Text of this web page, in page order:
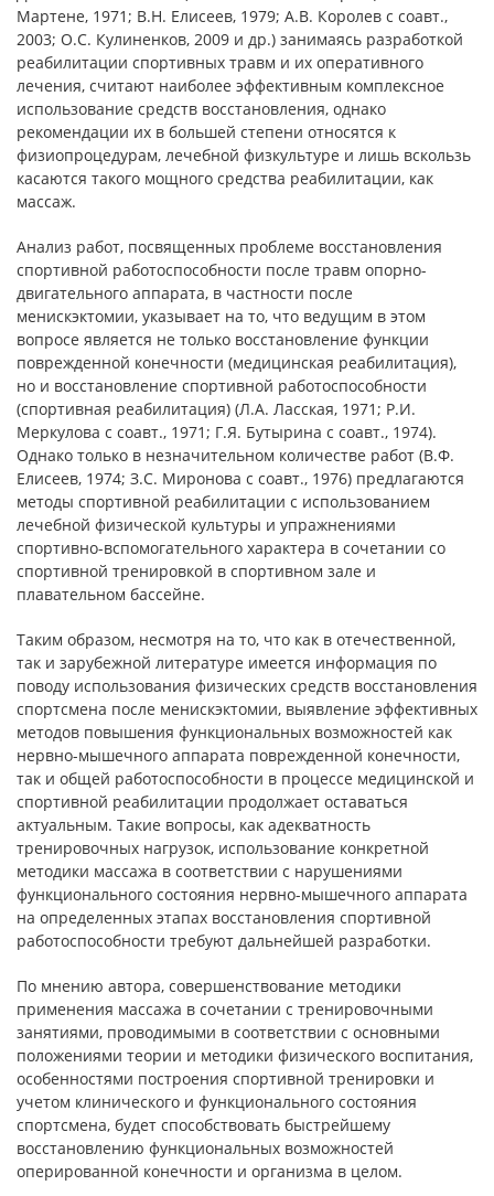
Мартене, 1971; В.Н. Елисеев, 1979; А.В. Королев с соавт.,
2003; О.С. Кулиненков, 2009 и др.) занимаясь разработкой
реабилитации спортивных травм и их оперативного
лечения, считают наиболее эффективным комплексное
использование средств восстановления, однако
рекомендации их в большей степени относятся к
физиопроцедурам, лечебной физкультуре и лишь вскользь
касаются такого мощного средства реабилитации, как
массаж.
Анализ работ, посвященных проблеме восстановления
спортивной работоспособности после травм опорно-
двигательного аппарата, в частности после
менискэктомии, указывает на то, что ведущим в этом
вопросе является не только восстановление функции
поврежденной конечности (медицинская реабилитация),
но и восстановление спортивной работоспособности
(спортивная реабилитация) (Л.А. Ласская, 1971; Р.И.
Меркулова с соавт., 1971; Г.Я. Бутырина с соавт., 1974).
Однако только в незначительном количестве работ (В.Ф.
Елисеев, 1974; З.С. Миронова с соавт., 1976) предлагаются
методы спортивной реабилитации с использованием
лечебной физической культуры и упражнениями
спортивно-вспомогательного характера в сочетании со
спортивной тренировкой в спортивном зале и
плавательном бассейне.
Таким образом, несмотря на то, что как в отечественной,
так и зарубежной литературе имеется информация по
поводу использования физических средств восстановления
спортсмена после менискэктомии, выявление эффективных
методов повышения функциональных возможностей как
нервно-мышечного аппарата поврежденной конечности,
так и общей работоспособности в процессе медицинской и
спортивной реабилитации продолжает оставаться
актуальным. Такие вопросы, как адекватность
тренировочных нагрузок, использование конкретной
методики массажа в соответствии с нарушениями
функционального состояния нервно-мышечного аппарата
на определенных этапах восстановления спортивной
работоспособности требуют дальнейшей разработки.
По мнению автора, совершенствование методики
применения массажа в сочетании с тренировочными
занятиями, проводимыми в соответствии с основными
положениями теории и методики физического воспитания,
особенностями построения спортивной тренировки и
учетом клинического и функционального состояния
спортсмена, будет способствовать быстрейшему
восстановлению функциональных возможностей
оперированной конечности и организма в целом.